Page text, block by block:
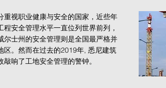
重视职业健康与安全的国家，近些年
程安全管理水平一直位列世界前列，
尔士州的安全管理则是全国最严格并
区。然而在过去的2019年, 悉尼建筑
响了工地安全管理的警钟。